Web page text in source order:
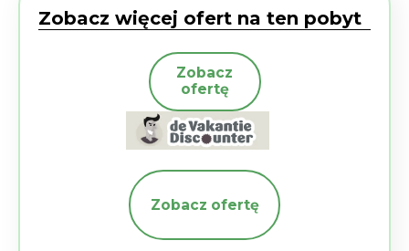
Zobacz więcej ofert na ten pobyt
Zobacz
ofertę
Zobacz ofertę